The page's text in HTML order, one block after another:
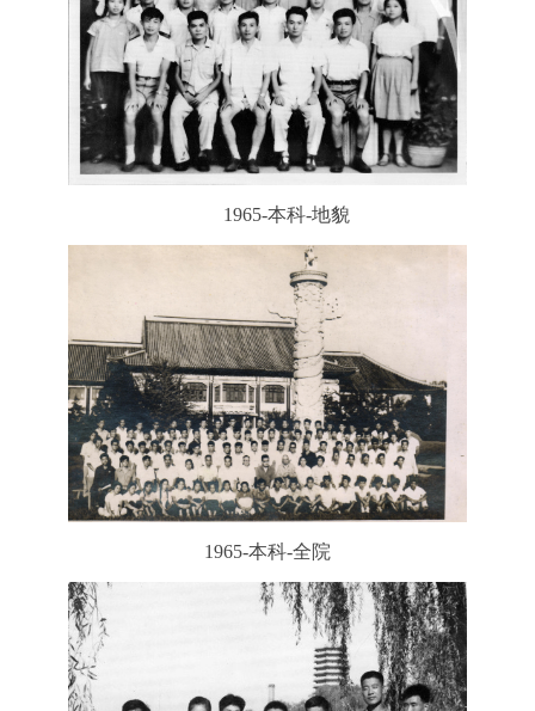
1965-本科-地貌
1965-本科-全院